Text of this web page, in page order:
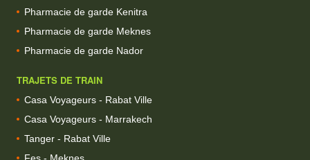
Pharmacie de garde Kenitra
Pharmacie de garde Meknes
Pharmacie de garde Nador
TRAJETS DE TRAIN
Casa Voyageurs - Rabat Ville
Casa Voyageurs - Marrakech
Tanger - Rabat Ville